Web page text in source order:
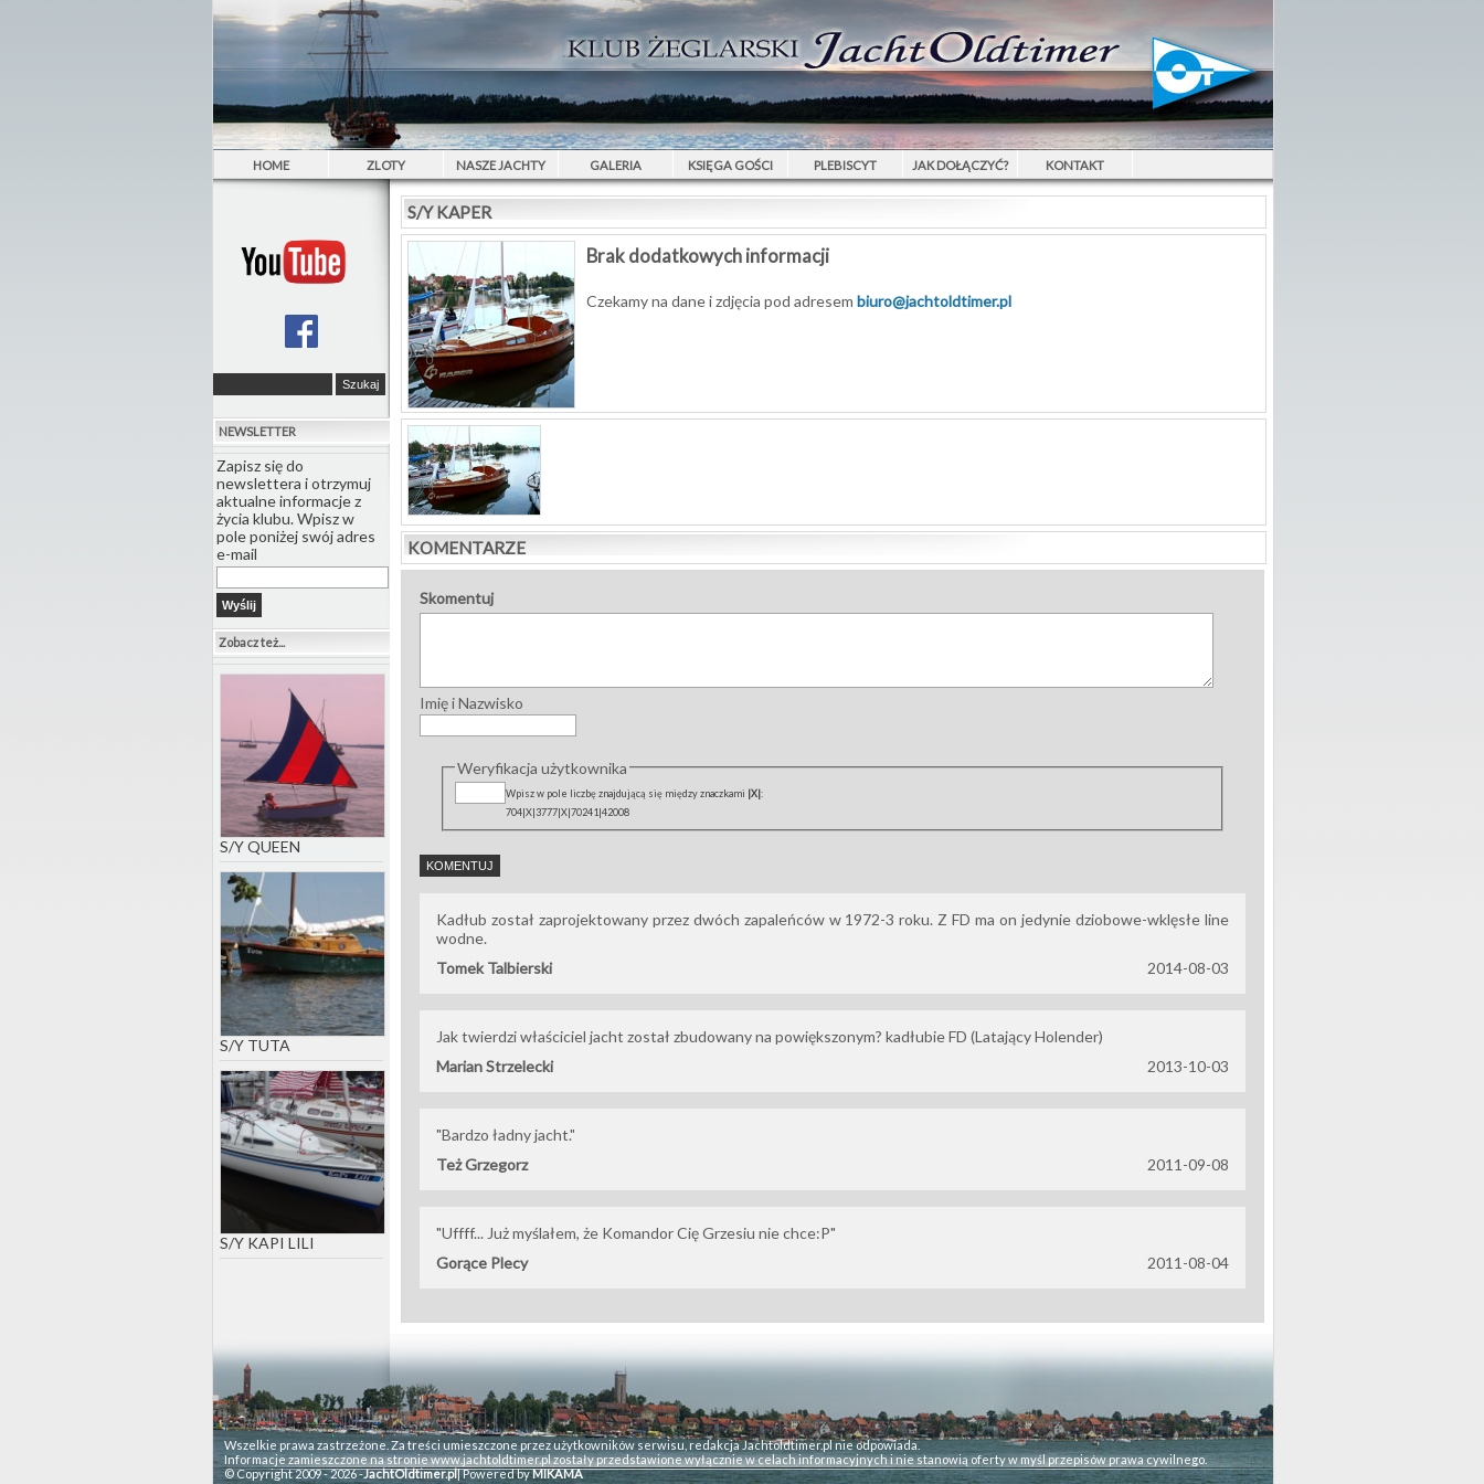
HOME ZLOTY NASZE JACHTY GALERIA KSIĘGA GOŚCI PLEBISCYT JAK DOŁĄCZYĆ? KONTAKT
NEWSLETTER
Zapisz się do
newslettera i otrzymuj
aktualne informacje z
życia klubu. Wpisz w
pole poniżej swój adres
e-mail
Zobacz też...
S/Y QUEEN
S/Y TUTA
S/Y KAPI LILI
S/Y KAPER
Brak dodatkowych informacji
Czekamy na dane i zdjęcia pod adresem biuro@jachtoldtimer.pl
KOMENTARZE
Skomentuj
Imię i Nazwisko
Weryfikacja użytkownika
Wpisz w pole liczbę znajdującą się między znaczkami |X|:
704|X|3777|X|70241|42008
Kadłub został zaprojektowany przez dwóch zapaleńców w 1972-3 roku. Z FD ma on jedynie dziobowe-wklęsłe line
wodne.
2014-08-03
Tomek Talbierski
Jak twierdzi właściciel jacht został zbudowany na powiększonym? kadłubie FD (Latający Holender)
2013-10-03
Marian Strzelecki
"Bardzo ładny jacht."
2011-09-08
Też Grzegorz
"Uffff... Już myślałem, że Komandor Cię Grzesiu nie chce:P"
2011-08-04
Gorące Plecy
Wszelkie prawa zastrzeżone. Za treści umieszczone przez użytkowników serwisu, redakcja Jachtoldtimer.pl nie odpowiada.
Informacje zamieszczone na stronie www.jachtoldtimer.pl zostały przedstawione wyłącznie w celach informacyjnych i nie stanowią oferty w myśl przepisów prawa cywilnego.
© Copyright 2009 - 2026 -JachtOldtimer.pl| Powered byMIKAMA